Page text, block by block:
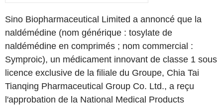
Sino Biopharmaceutical Limited a annoncé que la
naldémédine (nom générique : tosylate de
naldémédine en comprimés ; nom commercial :
Symproic), un médicament innovant de classe 1 sous
licence exclusive de la filiale du Groupe, Chia Tai
Tianqing Pharmaceutical Group Co. Ltd., a reçu
l'approbation de la National Medical Products